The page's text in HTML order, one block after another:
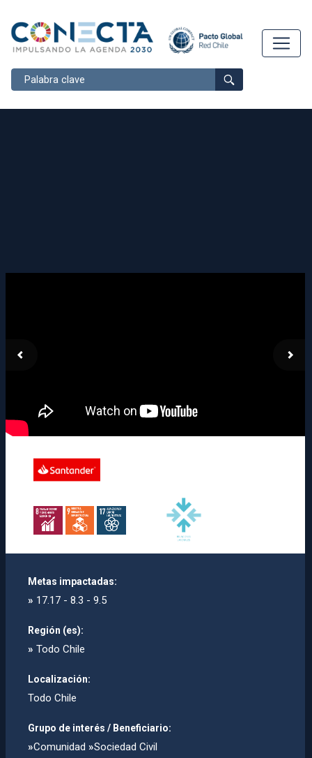
Buscar
Metas impactadas:
» 17.17 - 8.3 - 9.5
Región (es):
» Todo Chile
Localización:
Todo Chile
Grupo de interés / Beneficiario:
»Comunidad »Sociedad Civil